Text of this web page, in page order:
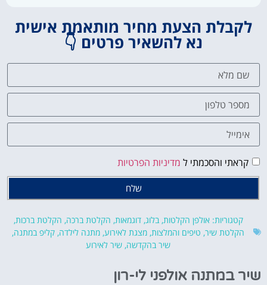
לקבלת הצעת מחיר מותאמת אישית
נא להשאיר פרטים 👇
קראתי והסכמתי ל מדיניות הפרטיות
שלח
קטגוריות: אולפן הקלטות,בלוג,דוגמאות, הקלטת ברכה, הקלטת ברכות,
הקלטת שיר, טיפים והמלצות, מצגת לאירוע, מתנה לילדה, קליפ במתנה,
שיר בהקדשה, שיר לאירוע
שיר במתנה אולפני לי-רון